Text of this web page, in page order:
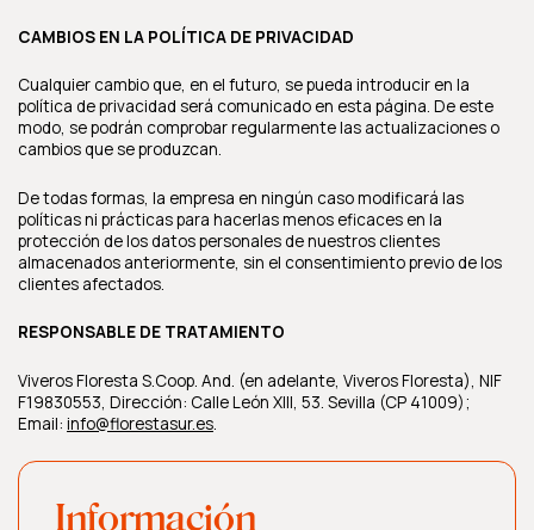
Información
CAMBIOS EN LA POLÍTICA DE PRIVACIDAD
Cualquier cambio que, en el futuro, se pueda introducir en la
política de privacidad será comunicado en esta página. De este
modo, se podrán comprobar regularmente las actualizaciones o
cambios que se produzcan.
De todas formas, la empresa en ningún caso modificará las
políticas ni prácticas para hacerlas menos eficaces en la
protección de los datos personales de nuestros clientes
almacenados anteriormente, sin el consentimiento previo de los
clientes afectados.
RESPONSABLE DE TRATAMIENTO
Viveros Floresta S.Coop. And. (en adelante, Viveros Floresta), NIF
F19830553, Dirección: Calle León XIII, 53. Sevilla (CP 41009);
Email: info@florestasur.es